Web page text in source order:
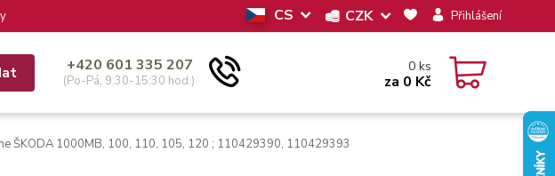
CS CZK Přihlášení
+420 601 335 207
(Po-Pá, 9:30-15:30 hod.)
0 ks
za 0 Kč
ŠKODA 1000MB, 100, 110, 105, 120 ; 110429390, 110429393